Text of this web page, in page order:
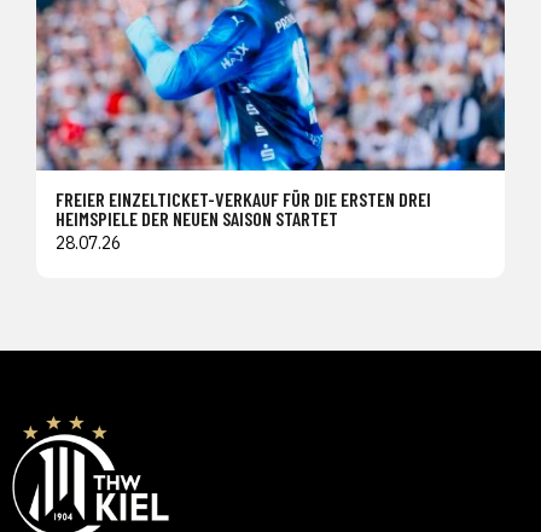
FREIER EINZELTICKET-VERKAUF FÜR DIE ERSTEN DREI
HEIMSPIELE DER NEUEN SAISON STARTET
28.07.26